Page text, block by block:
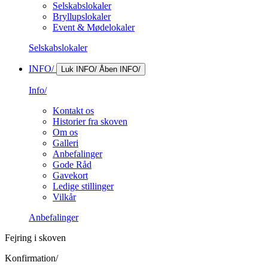
Selskabslokaler
Bryllupslokaler
Event & Mødelokaler
Selskabslokaler
INFO/ Luk INFO/ Åben INFO/
Info/
Kontakt os
Historier fra skoven
Om os
Galleri
Anbefalinger
Gode Råd
Gavekort
Ledige stillinger
Vilkår
Anbefalinger
Fejring i skoven
Konfirmation/